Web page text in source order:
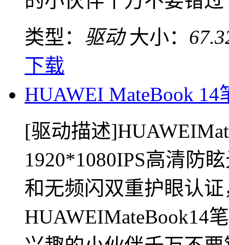
类型： 驱动 大小：
下载
HUAWEI MateBook
[驱动描述
1920*1080IPS高清防
和无频闪双重护眼认
HUAWEIMateBook14